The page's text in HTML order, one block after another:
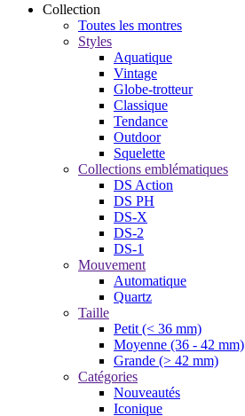
Collection
Toutes les montres
Styles
Aquatique
Vintage
Globe-trotteur
Classique
Tendance
Outdoor
Squelette
Collections emblématiques
DS Action
DS PH
DS-X
DS-2
DS-1
Mouvement
Automatique
Quartz
Taille
Petit (< 36 mm)
Moyenne (36 - 42 mm)
Grande (> 42 mm)
Catégories
Nouveautés
Iconique